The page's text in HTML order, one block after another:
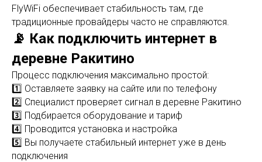
FlyWiFi обеспечивает стабильность там, где
традиционные провайдеры часто не справляются.
📡 Как подключить интернет в
деревне Ракитино
Процесс подключения максимально простой:
1️⃣ Оставляете заявку на сайте или по телефону
2️⃣ Специалист проверяет сигнал в деревне Ракитино
3️⃣ Подбирается оборудование и тариф
4️⃣ Проводится установка и настройка
5️⃣ Вы получаете стабильный интернет уже в день
подключения